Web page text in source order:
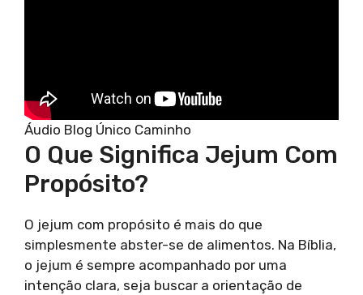
Áudio Blog Único Caminho
O Que Significa Jejum Com
Propósito?
O jejum com propósito é mais do que
simplesmente abster-se de alimentos. Na Bíblia,
o jejum é sempre acompanhado por uma
intenção clara, seja buscar a orientação de